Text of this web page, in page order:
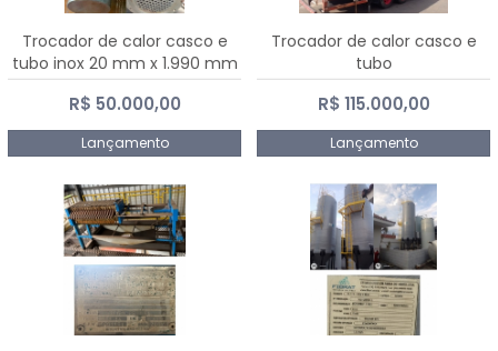
Trocador de calor casco e
tubo inox 20 mm x 1.990 mm
R$ 50.000,00
Lançamento
Trocador de calor casco e
tubo
R$ 115.000,00
Lançamento